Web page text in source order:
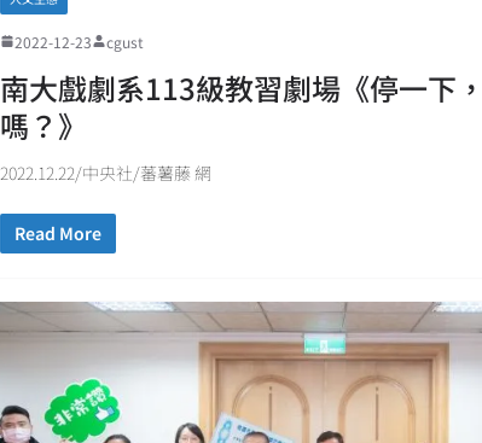
2022-12-23 cgust
南大戲劇系113級教習劇場《停一下
嗎？》
2022.12.22/中央社/蕃薯藤 網
Read More